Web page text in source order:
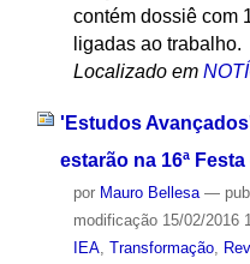
contém dossiê com
ligadas ao trabalho.
Localizado em
'Estudos
estarão na 16ª
por Mauro Bellesa —
modificação15/02/2016
IEA, Transformação,